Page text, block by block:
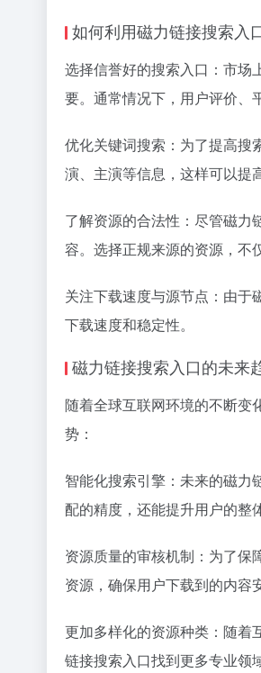
如何利用磁力链接搜索入
选择信誉好的搜索入口：市场
要。通常情况下，用户评价、
优化关键词搜索：为了提高搜
演、主演等信息，这样可以提
了解资源的合法性：尽管磁力
容。选择正规来源的资源，不
关注下载速度与源节点：由于
下载速度和稳定性。
磁力链接搜索入口的未来
随着全球互联网环境的不断变
势：
智能化搜索引擎：未来的磁力
配的精度，还能提升用户的整
资源质量的审核机制：为了保
资源，确保用户下载到的内容
更加多样化的资源种类：随着
链接搜索入口找到更多专业领